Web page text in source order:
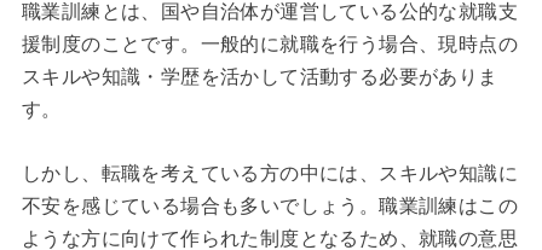
職業訓練とは、国や自治体が運営している公的な就職支
援制度のことです。一般的に就職を行う場合、現時点の
スキルや知識・学歴を活かして活動する必要がありま
す。
しかし、転職を考えている方の中には、スキルや知識に
不安を感じている場合も多いでしょう。職業訓練はこの
ような方に向けて作られた制度となるため、就職の意思